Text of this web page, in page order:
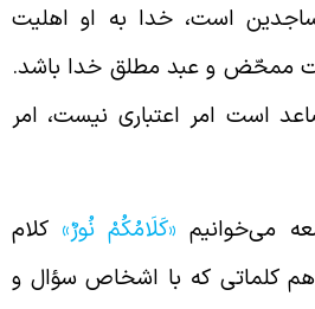
است، خدا به او اهلیت
ممحّض و عبد مطلق خدا باشد.
است امر اعتباری نیست، امر
می‌خوانیم«كَلَامُكُمْ نُورٌ»کلام
کلماتی که با اشخاص سؤال و